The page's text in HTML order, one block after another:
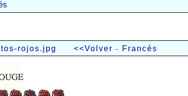
rojos.jpg <<Volver - Francés